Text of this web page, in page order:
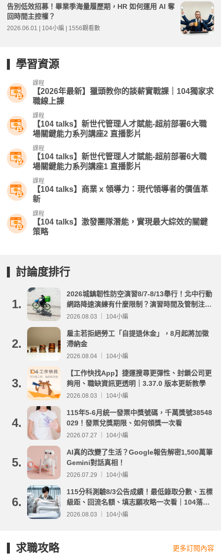
告別低效招募！畢業季海量履歷期，HR 如何運用 AI 奪
回時間主控權？
2026.06.01 | 104小編 | 1556觀看數
學習資源
課程
【2026年最新】獵頭教你的談薪實戰課｜104獨家求
職線上課
課程
【104 talks】新世代管理人才賦能-超前部署6大職
場關鍵能力系列講座2 直播影片
課程
【104 talks】新世代管理人才賦能-超前部署6大職
場關鍵能力系列講座1 直播影片
課程
【104 talks】商業 x 領導力：現代領導者的價值革
新
課程
【104 talks】激發團隊潛能，實現最大綜效的關鍵
策略
討論度排行
1.
2026城鎮韌性防空演習8/7-8/13舉行！北中行動
網路降速演練有什麼限制？演習時間及管制注意
事項整理
2026.08.03 ｜ 104小編
2.
雇主若拒絕勞工「自提退休金」，8月起將加徵
滯納金
2026.08.04 ｜ 104小編
3.
【工作快找App】捷運搜尋更彈性、封鎖公司更
夠用、職缺資訊更透明｜3.37.0 版本更新教學
2026.08.03 ｜ 104小編
4.
115年5-6月統一發票中獎號碼，千萬獎號38548
029！發票兌獎期限、如何領獎一次看
2026.07.27 ｜ 104小編
5.
AI真的改變了生活？Google報告解密1,500萬筆
Gemini對話真相！
2026.07.29 ｜ 104小編
6.
115分科測驗8/3公告成績！最低錄取分數、五標
級距、回流名額、填志願攻略一次看｜104落點
分析
2026.08.03 ｜ 104小編
求職攻略 更多訂閱內容